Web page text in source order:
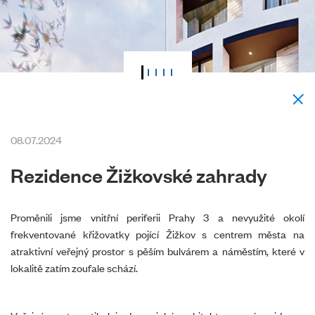
08.07.2024
Rezidence Žižkovské zahrady
Proměnili jsme vnitřní periferii Prahy 3 a nevyužité okolí
frekventované křižovatky pojící Žižkov s centrem města na
atraktivní veřejný prostor s pěším bulvárem a náměstím, které v
lokalitě zatím zoufale schází.